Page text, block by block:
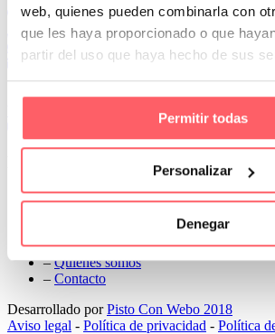
web, quienes pueden combinarla con
que les haya proporcionado o que
partir del uso que haya hecho de sus
Permitir todas
Personalizar
Denegar
c/ Madrid nº 87 Local 1 y 5 28970 Madrid
91 498 08 97
699 241 888
info@cortinassanmar.es
–Servicios personalizados
–Nuestros proyectos
–Quiénes somos
– Contacto
Desarrollado porPisto Con Webo 2018
Aviso legal - Política de privacidad - Política